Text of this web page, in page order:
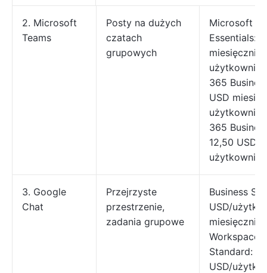
2. Microsoft
Teams
Posty na dużych
czatach
grupowych
Microsoft
Essentials:
miesięcznie
365
USD
365
12,50 USD
użytkownika
3. Google
Chat
Przejrzyste
przestrzenie,
zadania grupowe
Business
USD/
miesięcznie
Standard:
USD/